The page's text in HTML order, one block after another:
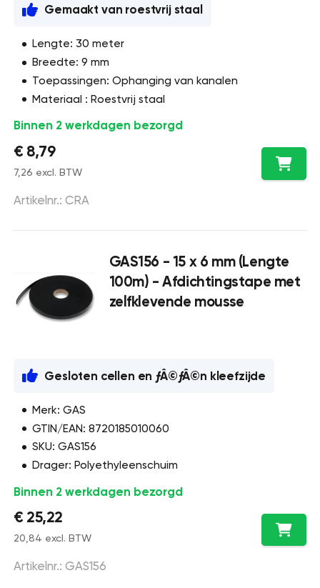
Gemaakt van roestvrij staal
Lengte: 30 meter
Breedte: 9 mm
Toepassingen: Ophanging van kanalen
Materiaal : Roestvrij staal
Binnen 2 werkdagen bezorgd
€ 8,79
7,26 excl. BTW
Artikelnr.: CRA
GAS156 - 15 x 6 mm (Lengte
100m) - Afdichtingstape met
zelfklevende mousse
Gesloten cellen en ƒÂ©ƒÂ©n kleefzijde
Merk: GAS
GTIN/EAN: 8720185010060
SKU: GAS156
Drager: Polyethyleenschuim
Binnen 2 werkdagen bezorgd
€ 25,22
20,84 excl. BTW
Artikelnr.: GAS156